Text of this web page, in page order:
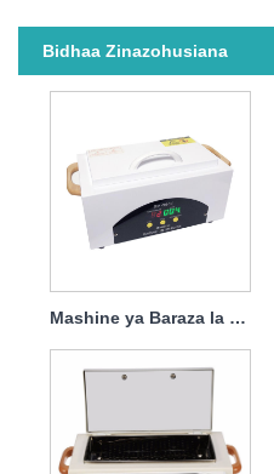
Bidhaa Zinazohusiana
Mashine ya Baraza la Mawaziri ya Kuzuia Vidudu vya Joto la Juu kwa Salon 600w